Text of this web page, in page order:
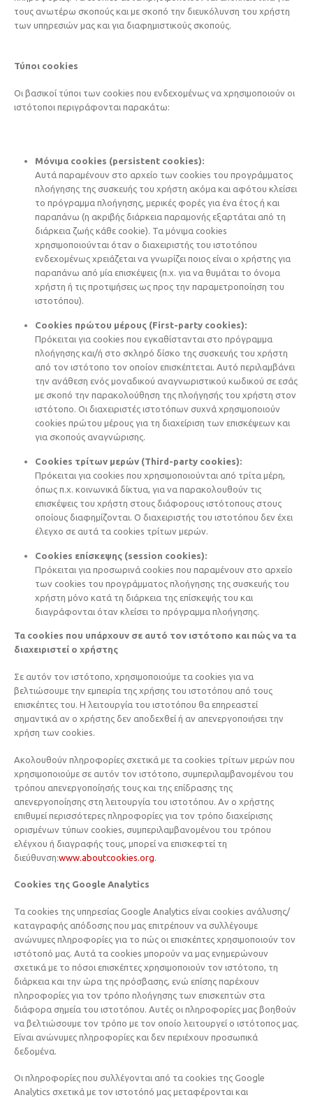
τους ανωτέρω σκοπούς και με σκοπό την διευκόλυνση του xρήστη
των υπηρεσιών μας και για διαφημιστικούς σκοπούς.
Τύποι cookies
Οι βασικοί τύποι των cookies που ενδεχομένως να χρησιμοποιούν οι
ιστότοποι περιγράφονται παρακάτω:
Μόνιμα cookies (persistent cookies):
Αυτά παραμένουν στο αρχείο των cookies του προγράμματος
πλοήγησης της συσκευής του χρήστη ακόμα και αφότου κλείσει
το πρόγραμμα πλοήγησης, μερικές φορές για ένα έτος ή και
παραπάνω (η ακριβής διάρκεια παραμονής εξαρτάται από τη
διάρκεια ζωής κάθε cookie). Τα μόνιμα cookies
χρησιμοποιούνται όταν ο διαχειριστής του ιστοτόπου
ενδεχομένως χρειάζεται να γνωρίζει ποιος είναι ο χρήστης για
παραπάνω από μία επισκέψεις (π.χ. για να θυμάται το όνομα
χρήστη ή τις προτιμήσεις ως προς την παραμετροποίηση του
ιστοτόπου).
Cookies πρώτου μέρους (First-party cookies):
Πρόκειται για cookies που εγκαθίστανται στο πρόγραμμα
πλοήγησης και/ή στο σκληρό δίσκο της συσκευής του χρήστη
από τον ιστότοπο τον οποίον επισκέπτεται. Αυτό περιλαμβάνει
την ανάθεση ενός μοναδικού αναγνωριστικού κωδικού σε εσάς
με σκοπό την παρακολούθηση της πλοήγησής του χρήστη στον
ιστότοπο. Οι διαχειριστές ιστοτόπων συχνά χρησιμοποιούν
cookies πρώτου μέρους για τη διαχείριση των επισκέψεων και
για σκοπούς αναγνώρισης.
Cookies τρίτων μερών (Third-party cookies):
Πρόκειται για cookies που χρησιμοποιούνται από τρίτα μέρη,
όπως π.χ. κοινωνικά δίκτυα, για να παρακολουθούν τις
επισκέψεις του χρήστη στους διάφορους ιστότοπους στους
οποίους διαφημίζονται. Ο διαχειριστής του ιστοτόπου δεν έχει
έλεγχο σε αυτά τα cookies τρίτων μερών.
Cookies επίσκεψης (session cookies):
Πρόκειται για προσωρινά cookies που παραμένουν στο αρχείο
των cookies του προγράμματος πλοήγησης της συσκευής του
χρήστη μόνο κατά τη διάρκεια της επίσκεψής του και
διαγράφονται όταν κλείσει το πρόγραμμα πλοήγησης.
Τα cookies που υπάρχουν σε αυτό τον ιστότοπο και πώς να τα
διαχειριστεί ο χρήστης
Σε αυτόν τον ιστότοπο, χρησιμοποιούμε τα cookies για να
βελτιώσουμε την εμπειρία της χρήσης του ιστοτόπου από τους
επισκέπτες του. Η λειτουργία του ιστοτόπου θα επηρεαστεί
σημαντικά αν ο χρήστης δεν αποδεχθεί ή αν απενεργοποιήσει την
χρήση των cookies.
Ακολουθούν πληροφορίες σχετικά με τα cookies τρίτων μερών που
χρησιμοποιούμε σε αυτόν τον ιστότοπο, συμπεριλαμβανομένου του
τρόπου απενεργοποίησής τους και της επίδρασης της
απενεργοποίησης στη λειτουργία του ιστοτόπου. Αν ο χρήστης
επιθυμεί περισσότερες πληροφορίες για τον τρόπο διαχείρισης
ορισμένων τύπων cookies, συμπεριλαμβανομένου του τρόπου
ελέγχου ή διαγραφής τους, μπορεί να επισκεφτεί τη
διεύθυνση:www.aboutcookies.org
Cookies της Google Analytics
Τα cookies της υπηρεσίας Google Analytics είναι cookies ανάλυσης/
καταγραφής απόδοσης που μας επιτρέπουν να συλλέγουμε
ανώνυμες πληροφορίες για το πώς οι επισκέπτες χρησιμοποιούν τον
ιστότοπό μας. Αυτά τα cookies μπορούν να μας ενημερώνουν
σχετικά με το πόσοι επισκέπτες χρησιμοποιούν τον ιστότοπο, τη
διάρκεια και την ώρα της πρόσβασης, ενώ επίσης παρέχουν
πληροφορίες για τον τρόπο πλοήγησης των επισκεπτών στα
διάφορα σημεία του ιστοτόπου. Αυτές οι πληροφορίες μας βοηθούν
να βελτιώσουμε τον τρόπο με τον οποίο λειτουργεί ο ιστότοπος μας.
Είναι ανώνυμες πληροφορίες και δεν περιέχουν προσωπικά
δεδομένα.
Οι πληροφορίες που συλλέγονται από τα cookies της Google
Analytics σχετικά με τον ιστοτόπό μας μεταφέρονται και